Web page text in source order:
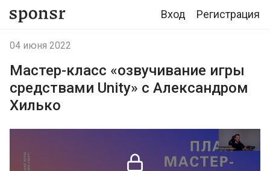
Вход Регистрация
04 июня 2022
Мастер-класс «озвучивание игры
средствами Unity» с Александром
Хилько